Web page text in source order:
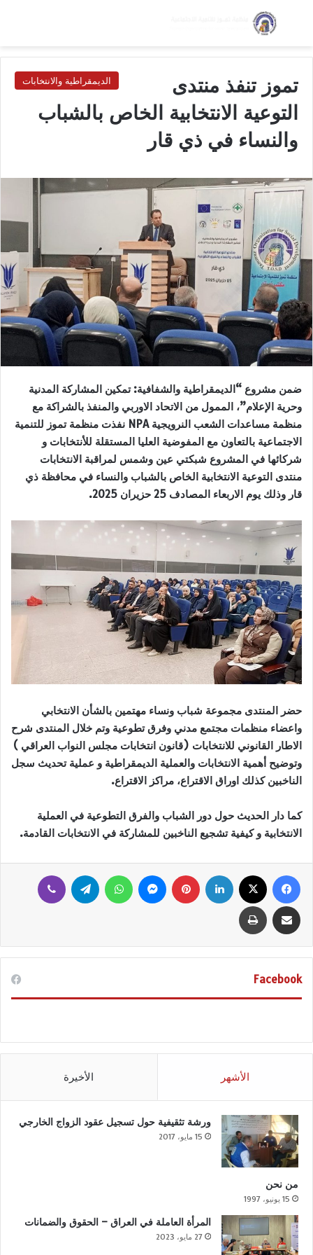
بحث عن
الديمقراطية والانتخابات
تموز تنفذ منتدى
التوعية الانتخابية الخاص بالشباب
والنساء في ذي قار
ضمن مشروع “الديمقراطية والشفافية: تمكين المشاركة المدنية
وحرية الإعلام”، الممول من الاتحاد الاوربي والمنفذ بالشراكة مع
منظمة مساعدات الشعب النرويجيةNPA نفذت منظمة تموز للتنمية
الاجتماعية بالتعاون مع المفوضية العليا المستقلة للأنتخابات و
شركائها في المشروع شبكتي عين وشمس لمراقبة الانتخابات
منتدى التوعية الانتخابية الخاص بالشباب والنساء في محافظة ذي
قار وذلك يوم الاربعاء المصادف 25 حزيران 2025.
حضر المنتدى مجموعة شباب ونساء مهتمين بالشأن الانتخابي
واعضاء منظمات مجتمع مدني وفرق تطوعية وتم خلال المنتدى شرح
الاطار القانوني للانتخابات (قانون انتخابات مجلس النواب العراقي )
وتوضيح أهمية الانتخابات والعملية الديمقراطية و عملية تحديث سجل
الناخبين كذلك اوراق الاقتراع، مراكز الاقتراع.
كما دار الحديث حول دور الشباب والفرق التطوعية في العملية
الانتخابية و كيفية تشجيع الناخبين للمشاركة في الانتخابات القادمة.
Facebook
الأشهر الأخيرة
ورشة تثقيفية حول تسجيل عقود الزواج الخارجي
15 مايو، 2017
من نحن
15 يونيو، 1997
المرأة العاملة في العراق – الحقوق والضمانات
27 مايو، 2023